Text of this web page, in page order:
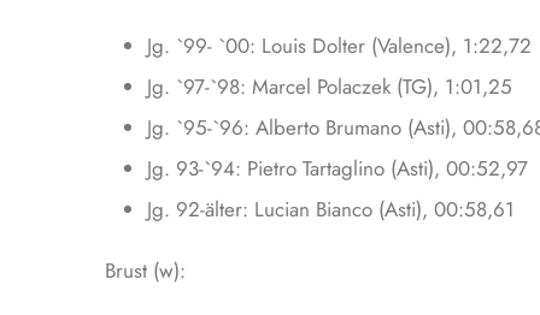
Jg. `99- `00: Louis Dolter (Valence), 1:22,72
Jg. `97-`98: Marcel Polaczek (TG), 1:01,25
Jg. `95-`96: Alberto Brumano (Asti),
Jg. 93-`94: Pietro Tartaglino (Asti), 00:52,97
Jg. 92-älter: Lucian Bianco (Asti), 00:58,61
Brust (w):